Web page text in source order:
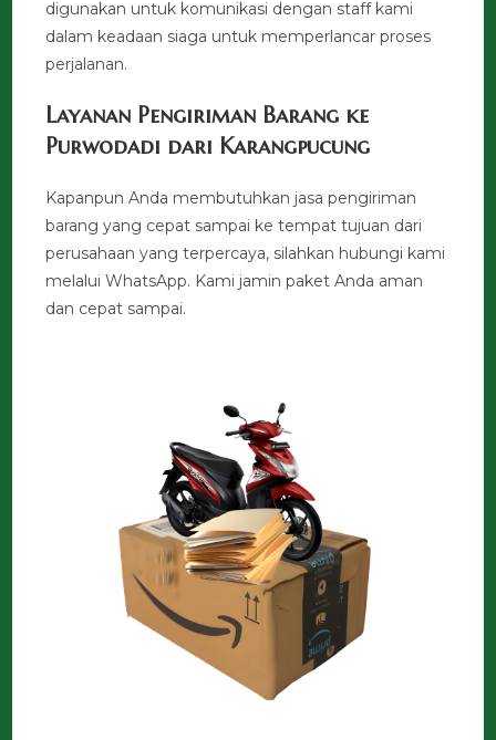
digunakan untuk komunikasi dengan staff kami
dalam keadaan siaga untuk memperlancar proses
perjalanan.
Layanan Pengiriman Barang ke
Purwodadi dari Karangpucung
Kapanpun Anda membutuhkan jasa pengiriman
barang yang cepat sampai ke tempat tujuan dari
perusahaan yang terpercaya, silahkan hubungi kami
melalui WhatsApp. Kami jamin paket Anda aman
dan cepat sampai.